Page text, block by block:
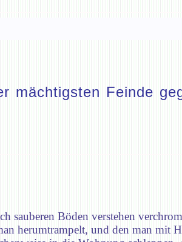
mächtigsten Feinde
sauberen Böden verstehen
herumtrampelt, und den man mit